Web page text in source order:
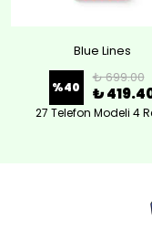
Blue Lines
%40
₺ 699.00
₺
27 Telefon Modeli 4